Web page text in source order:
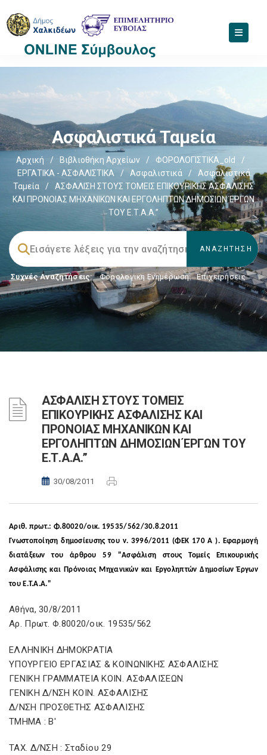
Ασφαλιστικά Ταμεία
Αρχική / Βιβλιοθήκη Αρχείων / ΦΟΡΟΛΟΓΙΣΤΙΚΑ_old
/
ΕΡΓΑΤΙΚΑ - ΑΣΦΑΛΙΣΤΙΚΑ
/ Ασφαλιστικά /
Ασφαλιστικά
Ταμεία
/
ΑΣΦΑΛΙΣΗ ΣΤΟΥΣ ΤΟΜΕΙΣ ΕΠΙΚΟΥΡΙΚΗΣ ΑΣΦΑΛΙΣΗΣ
ΚΑΙ ΠΡΟΝΟΙΑΣ ΜΗΧΑΝΙΚΩΝ ΚΑΙ ΕΡΓΟΛΗΠΤΩΝ ΔΗΜΟΣΙΩΝ ΈΡΓΩΝ
ΤΟΥ Ε.Τ.Α.Α.”
Συχνές Αναζητήσεις: Φορολογικη Ενημέρωση, Επιχειρήσεις
ΑΣΦΑΛΙΣΗ ΣΤΟΥΣ ΤΟΜΕΙΣ
ΕΠΙΚΟΥΡΙΚΗΣ ΑΣΦΑΛΙΣΗΣ ΚΑΙ
ΠΡΟΝΟΙΑΣ ΜΗΧΑΝΙΚΩΝ ΚΑΙ
ΕΡΓΟΛΗΠΤΩΝ ΔΗΜΟΣΙΩΝ ΈΡΓΩΝ ΤΟΥ
Ε.Τ.Α.Α.”
30/08/2011
Αριθ. πρωτ.: Φ.80020/οικ. 19535/562/30.8.2011
Γνωστοποίηση δημοσίευσης του ν. 3996/2011 (ΦΕΚ 170 Α ). Εφαρμογή
διατάξεων του άρθρου 59 "Ασφάλιση στους Τομείς Επικουρικής
Ασφάλισης και Πρόνοιας Μηχανικών και Εργοληπτών Δημοσίων Έργων
του Ε.Τ.Α.Α."
Αθήνα, 30/8/2011
Αρ. Πρωτ. Φ.80020/οικ. 19535/562
ΕΛΛΗΝΙΚΗ ΔΗΜΟΚΡΑΤΙΑ
ΥΠΟΥΡΓΕΙΟ ΕΡΓΑΣΙΑΣ & ΚΟΙΝΩΝΙΚΗΣ ΑΣΦΑΛΙΣΗΣ
ΓΕΝΙΚΗ ΓΡΑΜΜΑΤΕΙΑ ΚΟΙΝ. ΑΣΦΑΛΙΣΕΩΝ
ΓΕΝΙΚΗ Δ/ΝΣΗ ΚΟΙΝ. ΑΣΦΑΛΙΣΗΣ
Δ/ΝΣΗ ΠΡΟΣΘΕΤΗΣ ΑΣΦΑΛΙΣΗΣ
ΤΜΗΜΑ : Β'
TAX. Δ/ΝΣΗ : Σταδίου 29